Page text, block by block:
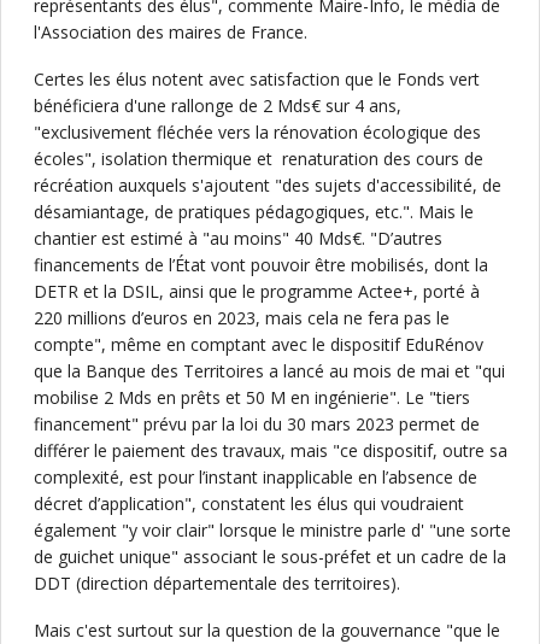
représentants des élus", commente Maire-Info, le média de
l'Association des maires de France.
Certes les élus notent avec satisfaction que le Fonds vert
bénéficiera d'une rallonge de 2 Mds€ sur 4 ans,
"exclusivement fléchée vers la rénovation écologique des
écoles", isolation thermique et renaturation des cours de
récréation auxquels s'ajoutent "des sujets d'accessibilité, de
désamiantage, de pratiques pédagogiques, etc.". Mais le
chantier est estimé à "au moins" 40 Mds€. "D’autres
financements de l’État vont pouvoir être mobilisés, dont la
DETR et la DSIL, ainsi que le programme Actee+, porté à
220 millions d’euros en 2023, mais cela ne fera pas le
compte", même en comptant avec le dispositif EduRénov
que la Banque des Territoires a lancé au mois de mai et "qui
mobilise 2 Mds en prêts et 50 M en ingénierie". Le "tiers
financement" prévu par la loi du 30 mars 2023 permet de
différer le paiement des travaux, mais "ce dispositif, outre sa
complexité, est pour l’instant inapplicable en l’absence de
décret d’application", constatent les élus qui voudraient
également "y voir clair" lorsque le ministre parle d' "une sorte
de guichet unique" associant le sous-préfet et un cadre de la
DDT (direction départementale des territoires).
Mais c'est surtout sur la question de la gouvernance "que le